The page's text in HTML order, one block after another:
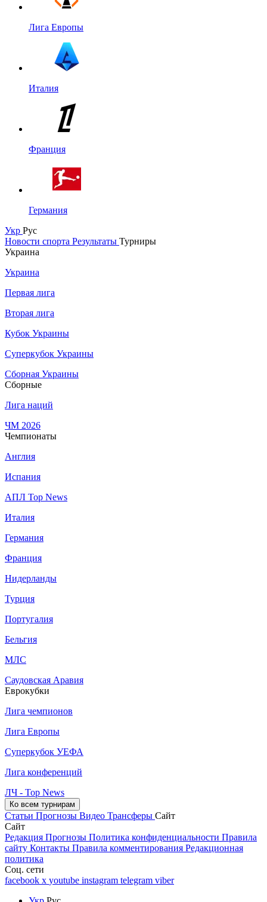
Лига Европы
Италия
Франция
Германия
Укр Рус
Новости спорта Результаты Турниры
Украина
Украина
Первая лига
Вторая лига
Кубок Украины
Суперкубок Украины
Сборная Украины
Сборные
Лига наций
ЧМ 2026
Чемпионаты
Англия
Испания
АПЛ Top News
Италия
Германия
Франция
Нидерланды
Турция
Португалия
Бельгия
МЛС
Саудовская Аравия
Еврокубки
Лига чемпионов
Лига Европы
Суперкубок УЕФА
Лига конференций
ЛЧ - Top News
Ко всем турнирам
Статьи Прогнозы Видео Трансферы Сайт
Сайт
Редакция Прогнозы Политика конфиденциальности Правила
сайту Контакты Правила комментирования Редакционная
политика
Соц. сети
facebook x youtube instagram telegram viber